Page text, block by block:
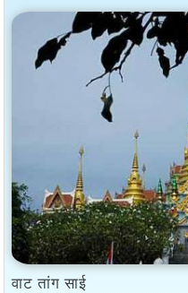
वाट तांग साई